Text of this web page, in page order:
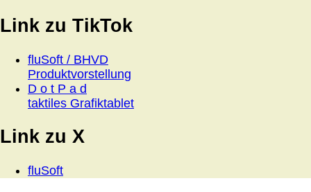
Link zu TikTok
fluSoft / BHVD
Produktvorstellung
D o t P a d
taktiles Grafiktablet
Link zu X
fluSoft